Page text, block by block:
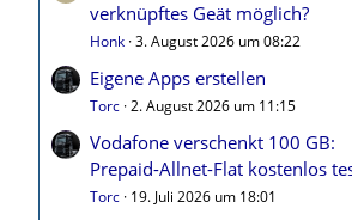
verknüpftes Geät möglich?
Honk 3. August 2026 um 08:22
Eigene Apps erstellen
Torc 2. August 2026 um 11:15
Vodafone verschenkt 100 GB:
Prepaid-Allnet-Flat kostenlos
Torc 19. Juli 2026 um 18:01